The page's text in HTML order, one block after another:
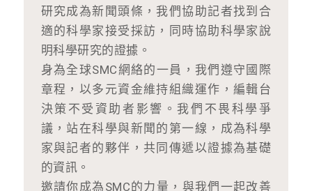
研究成為新聞頭條，我們協助記者找到合
適的科學家接受採訪，同時協助科學家說
明科學研究的證據。
身為全球SMC網絡的一員，我們遵守國際
章程，以多元資金維持組織運作，編輯台
決策不受資助者影響。我們不畏科學爭
議，站在科學與新聞的第一線，成為科學
家與記者的夥伴，共同傳遞以證據為基礎
的資訊。
邀請你成為SMC的力量，與我們一起改善